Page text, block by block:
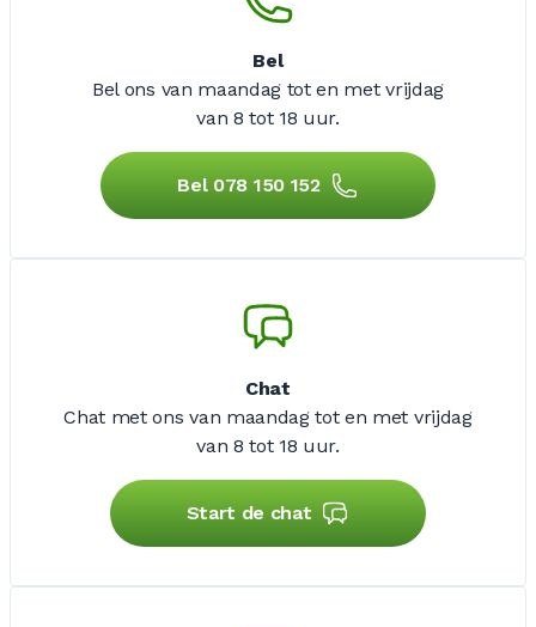
Bel
Bel ons van maandag tot en met vrijdag
van 8 tot 18 uur.
Bel 078 150 152
Chat
Chat met ons van maandag tot en met vrijdag
van 8 tot 18 uur.
Start de chat